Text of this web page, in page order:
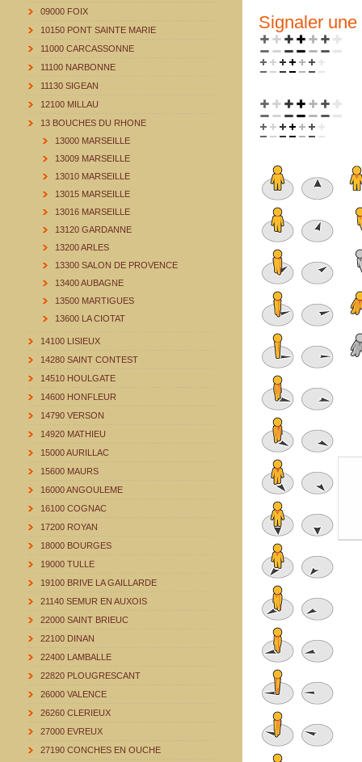
09000 FOIX
10150 PONT SAINTE MARIE
11000 CARCASSONNE
11100 NARBONNE
11130 SIGEAN
12100 MILLAU
13 BOUCHES DU RHONE
13000 MARSEILLE
13009 MARSEILLE
13010 MARSEILLE
13015 MARSEILLE
13016 MARSEILLE
13120 GARDANNE
13200 ARLES
13300 SALON DE PROVENCE
13400 AUBAGNE
13500 MARTIGUES
13600 LA CIOTAT
14100 LISIEUX
14280 SAINT CONTEST
14510 HOULGATE
14600 HONFLEUR
14790 VERSON
14920 MATHIEU
15000 AURILLAC
15600 MAURS
16000 ANGOULEME
16100 COGNAC
17200 ROYAN
18000 BOURGES
19000 TULLE
19100 BRIVE LA GAILLARDE
21140 SEMUR EN AUXOIS
22000 SAINT BRIEUC
22100 DINAN
22400 LAMBALLE
22820 PLOUGRESCANT
26000 VALENCE
26260 CLERIEUX
27000 EVREUX
27190 CONCHES EN OUCHE
Signaler